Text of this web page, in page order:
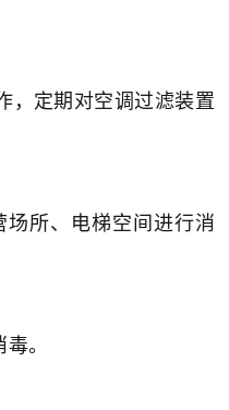
，定期对空调过滤装置
所、电梯空间进行消
。